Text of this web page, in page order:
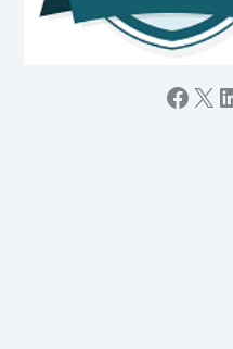
Facebook X LinkedIn